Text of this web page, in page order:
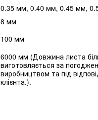
0.35 мм, 0.40 мм, 0.45 мм,
8 мм
100 мм
6000 мм (Довжина листа
виготовляється за
виробництвом та під
клієнта.).